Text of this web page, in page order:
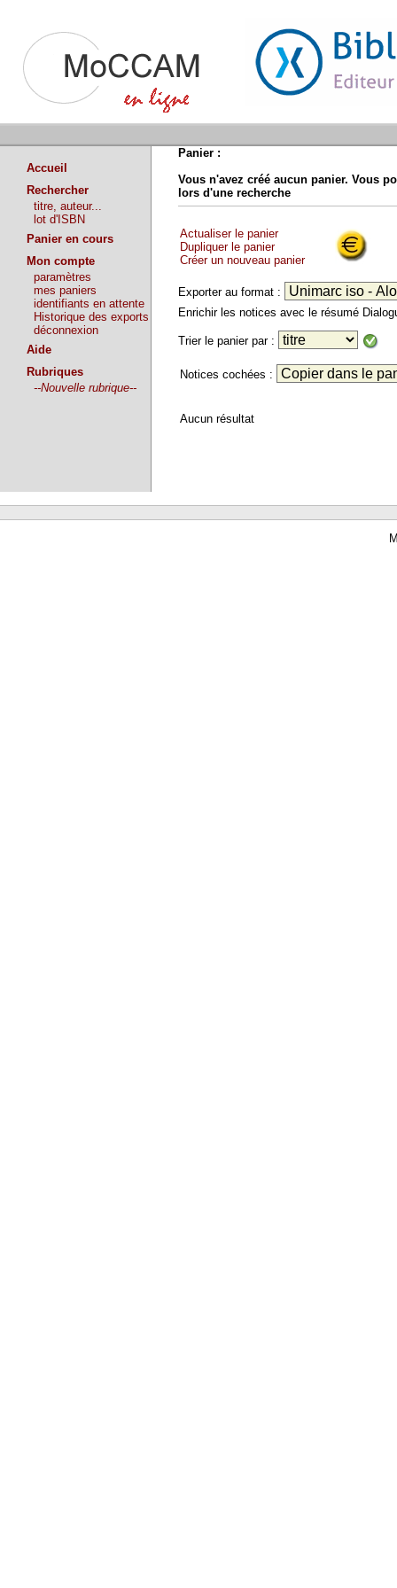
Accueil
Rechercher
titre, auteur...
lot d'ISBN
Panier en cours
Mon compte
paramètres
mes paniers
identifiants en attente
Historique des exports
déconnexion
Aide
Rubriques
--Nouvelle rubrique--
Panier :
Vous n'avez créé aucun panier. Vous
lors d'une recherche
Actualiser le panier
Dupliquer le panier
Créer un nouveau panier
Exporter au format :
Enrichir les notices avec le résumé
Trier le panier par :
Notices cochées :
Aucun résultat